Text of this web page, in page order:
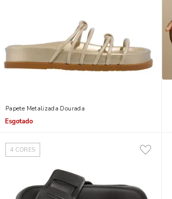
Papete Metalizada Dourada
Indisponível
4 CORES